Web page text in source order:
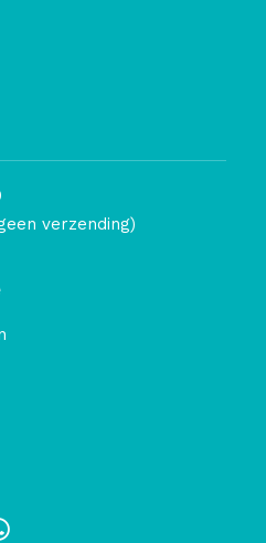
verzending)